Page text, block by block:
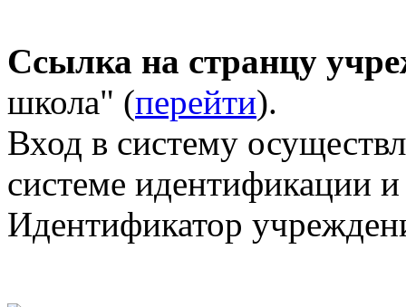
Ссылка на странцу
школа" (перейти).
Вход в систему
системе идентификации
Идентификатор